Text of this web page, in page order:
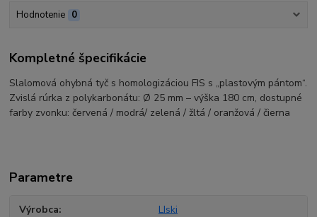
Hodnotenie 0
Kompletné špecifikácie
Slalomová ohybná tyč s homologizáciou FIS s „plastovým pántom“.
Zvislá rúrka z polykarbonátu: Ø 25 mm – výška 180 cm, dostupné
farby zvonku: červená / modrá/ zelená / žltá / oranžová / čierna
Parametre
Výrobca LIski